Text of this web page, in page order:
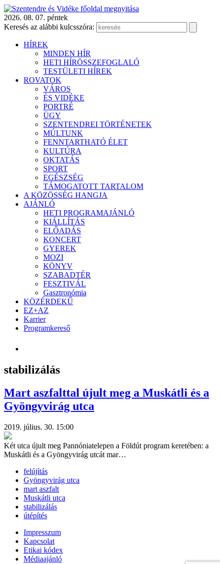
2026. 08. 07. péntek
Keresés az alábbi kulcsszóra:
HÍREK
MINDEN HÍR
HETI HÍRÖSSZEFOGLALÓ
TESTÜLETI HÍREK
ROVATOK
VÁROS
ÉS VIDÉKE
PORTRÉ
ÜGY
SZENTENDREI TÖRTÉNETEK
MÚLTUNK
FENNTARTHATÓ ÉLET
KULTÚRA
OKTATÁS
SPORT
EGÉSZSÉG
TÁMOGATOTT TARTALOM
A KÖZÖSSÉG HANGJA
AJÁNLÓ
HETI PROGRAMAJÁNLÓ
KIÁLLÍTÁS
ELŐADÁS
KONCERT
GYEREK
MOZI
KÖNYV
SZABADTÉR
FESZTIVÁL
Gasztronómia
KÖZÉRDEKŰ
EZ+AZ
Karrier
Programkereső
stabilizálás
Mart aszfalttal újult meg a Muskátli és a
Gyöngyvirág utca
2019. július. 30. 15:00
Két utca újult meg Pannóniatelepen a Földút program keretében: a
Muskátli és a Gyöngyvirág utcát mar…
felújítás
Gyöngyvirág utca
mart aszfalt
Muskátli utca
stabilizálás
útépítés
Impresszum
Kapcsolat
Etikai kódex
Médiaajánló